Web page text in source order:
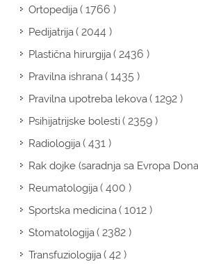
Ortopedija( 1766 )
Pedijatrija( 2044 )
Plastična hirurgija( 2436 )
Pravilna ishrana( 1435 )
Pravilna upotreba lekova( 1292 )
Psihijatrijske bolesti( 2359 )
Radiologija( 431 )
Rak dojke (saradnja sa Evropa
Reumatologija( 400 )
Sportska medicina( 1012 )
Stomatologija( 2382 )
Transfuziologija( 42 )